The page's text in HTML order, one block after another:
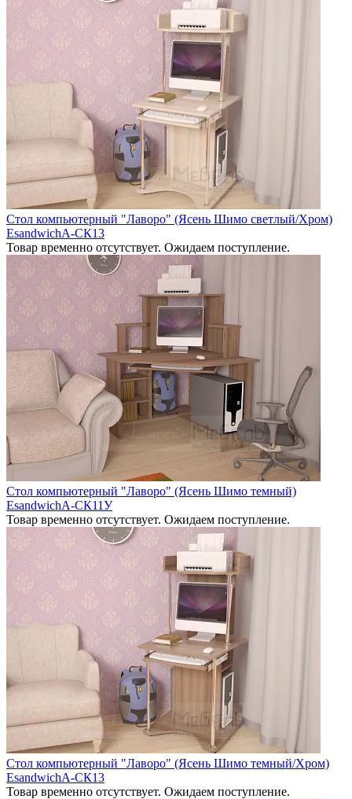
Стол компьютерный "Лаворо" (Ясень Шимо светлый/Хром)
EsandwichA-СК13
Товар временно отсутствует. Ожидаем поступление.
Стол компьютерный "Лаворо" (Ясень Шимо темный)
EsandwichA-СК11У
Товар временно отсутствует. Ожидаем поступление.
Стол компьютерный "Лаворо" (Ясень Шимо темный/Хром)
EsandwichA-СК13
Товар временно отсутствует. Ожидаем поступление.